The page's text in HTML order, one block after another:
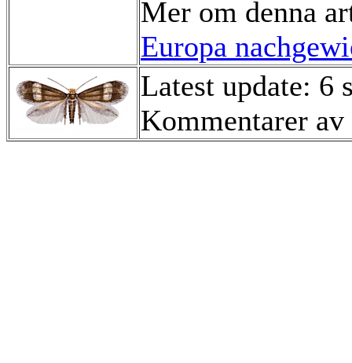
Mer om denna
Europa
Latest update: 6
Kommentarer